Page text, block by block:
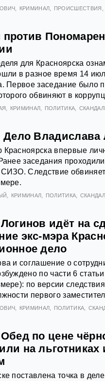
КРИМИНАЛ ПРОИСШЕСТВИЯ
против
для Красноярска
в разное время 14
Первое заседание было
обвиняют в
КРИМИНАЛ ПОЛИТИКА
Дело Владислава
впервые
заседания
Следствие обвиняет
КРИМИНАЛ ПОЛИТИКА
идёт на
экс‑мэра
дело
и соглашение о
по части 6
по версии
первого
КРИМИНАЛ ПОЛИТИКА
по цене
на
поставлена точка в